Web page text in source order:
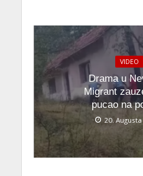
VIDEO
Drama u
Migrant
pucao na
20. Augusta